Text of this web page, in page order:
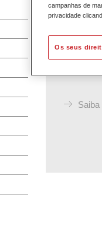
HS
Saiba
campanhas de
privacidade
Os seus